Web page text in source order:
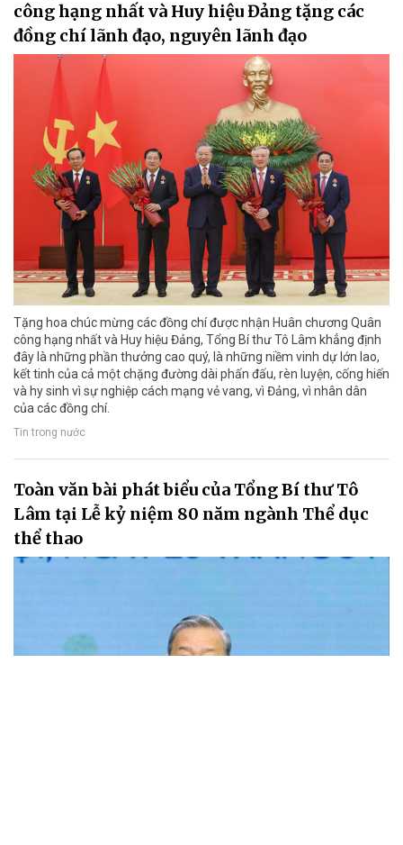
công hạng nhất và Huy hiệu Đảng tặng các
đồng chí lãnh đạo, nguyên lãnh đạo
Tặng hoa chúc mừng các đồng chí được nhận Huân chương Quân
công hạng nhất và Huy hiệu Đảng, Tổng Bí thư Tô Lâm khẳng định
đây là những phần thưởng cao quý, là những niềm vinh dự lớn lao,
kết tinh của cả một chặng đường dài phấn đấu, rèn luyện, cống hiến
và hy sinh vì sự nghiệp cách mạng vẻ vang, vì Đảng, vì nhân dân
của các đồng chí.
Tin trong nước
Toàn văn bài phát biểu của Tổng Bí thư Tô
Lâm tại Lễ kỷ niệm 80 năm ngành Thể dục
thể thao